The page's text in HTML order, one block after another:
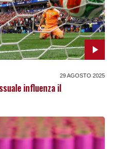
29 AGOSTO 2025
influenza il